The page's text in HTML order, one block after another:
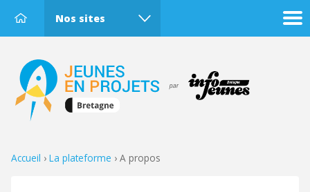
Nos sites
Accueil › La plateforme › A propos